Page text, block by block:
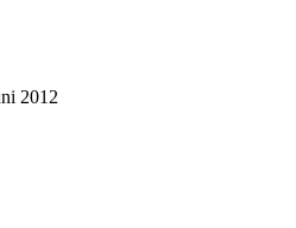
2012